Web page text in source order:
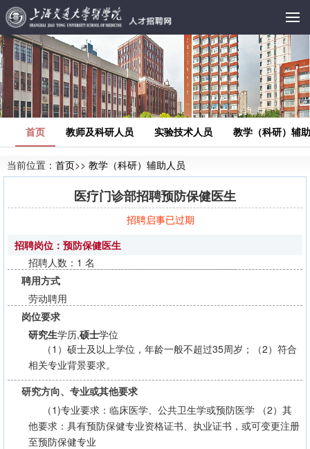
首页 教师及科研人员 实验技术人员 教学（科研）辅
当前位置： 首页>> 教学（科研）辅助人员
医疗门诊部招聘预防保健医生
招聘启事已过期
招聘岗位：预防保健医生
招聘人数：1 名
聘用方式
劳动聘用
岗位要求
研究生学历,硕士学位
（1）硕士及以上学位，年龄一般不超过35周岁；（2）符合
相关专业背景要求。
研究方向、专业或其他要求
（1)专业要求：临床医学、公共卫生学或预防医学 （2）其
他要求：具有预防保健专业资格证书、执业证书，或可变更注册
至预防保健专业